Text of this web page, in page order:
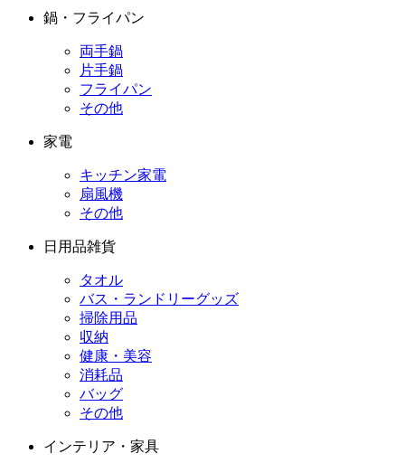
鍋・フライパン
両手鍋
片手鍋
フライパン
その他
家電
キッチン家電
扇風機
その他
日用品雑貨
タオル
バス・ランドリーグッズ
掃除用品
収納
健康・美容
消耗品
バッグ
その他
インテリア・家具